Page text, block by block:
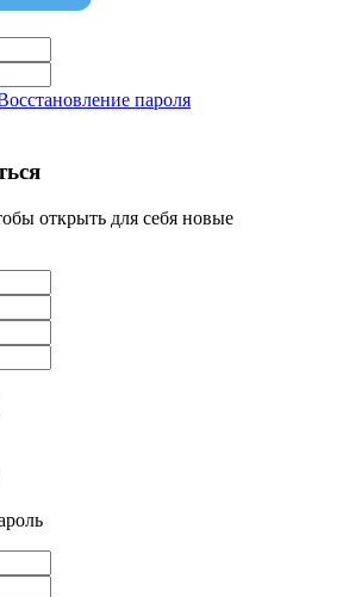
пароля
открыть для себя новые